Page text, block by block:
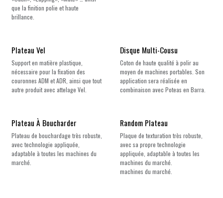
que la finition polie et haute
brillance.
Plateau Vel
Support en matière plastique,
nécessaire pour la fixation des
couronnes ADM et ADR, ainsi que tout
autre produit avec attelage Vel.
Disque Multi-Cousu
Coton de haute qualité à polir au
moyen de machines portables. Son
application sera réalisée en
combinaison avec Poteas en Barra.
Plateau À Boucharder
Plateau de bouchardage très robuste,
avec technologie appliquée,
adaptable à toutes les machines du
marché.
Nouveau !
Random Plateau
Plaque de texturation très robuste,
avec sa propre technologie
appliquée, adaptable à toutes les
machines du marché.
machines du marché.